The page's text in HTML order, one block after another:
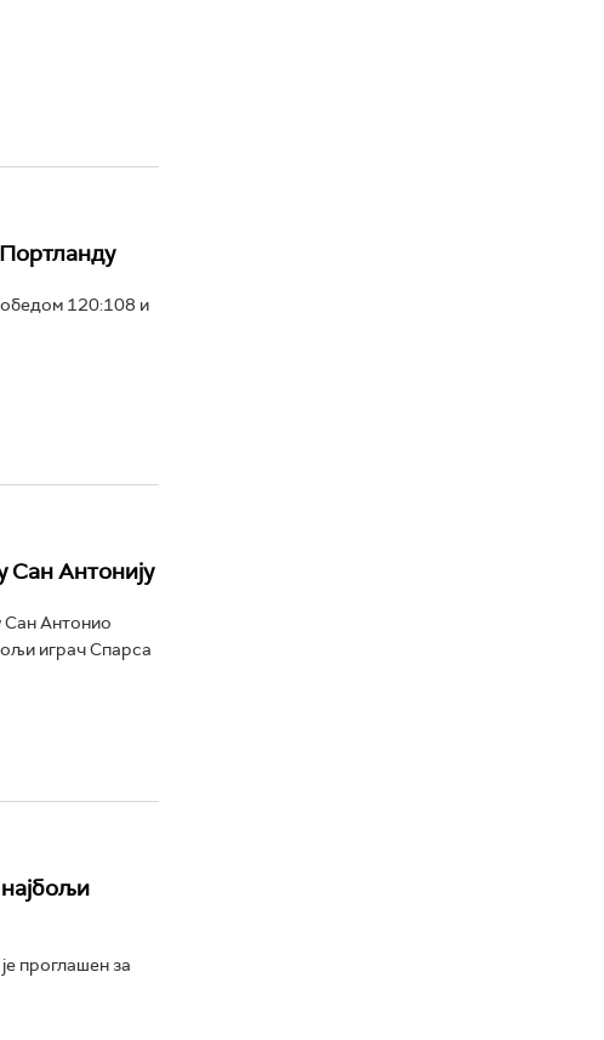
120:108 и
Антонију
Сан Антонио
играч Спарса
проглашен за